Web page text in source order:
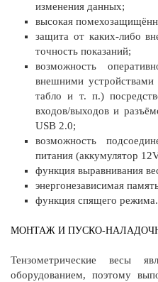
изменения данных;
высокая
защита от каких-либо
точность показаний;
возможность
внешними
табло и т. п.)
входов/выходов и
USB 2.0;
возможность
питания (аккумулятор
функция выравнивания
энергонезависимая
функция спящего режима.
МОНТАЖ И ПУСКО-
Тензометрические весы
оборудованием, поэтому